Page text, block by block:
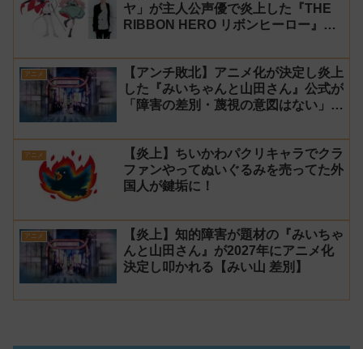
ヤ」が主人公声優で炎上した『THE
RIBBON HERO リボンヒーロー』に
ンルン」「でびでび・でびる」が出
演！
アニメ
【アンチ敗北】アニメ化が決定し炎上
した『みいちゃんと山田さん』公式が
「障害の差別・蔑視の意図はない」と
アニメ
【炎上】ちいかわパクリキャラでクラ
ファンやってぬいぐるみを売ってた外
国人が鍵垢に！
アニメ
【炎上】知的障害が題材の『みいちゃ
んと山田さん』が2027年にアニメ化
決定し叩かれる【みい山 差別】